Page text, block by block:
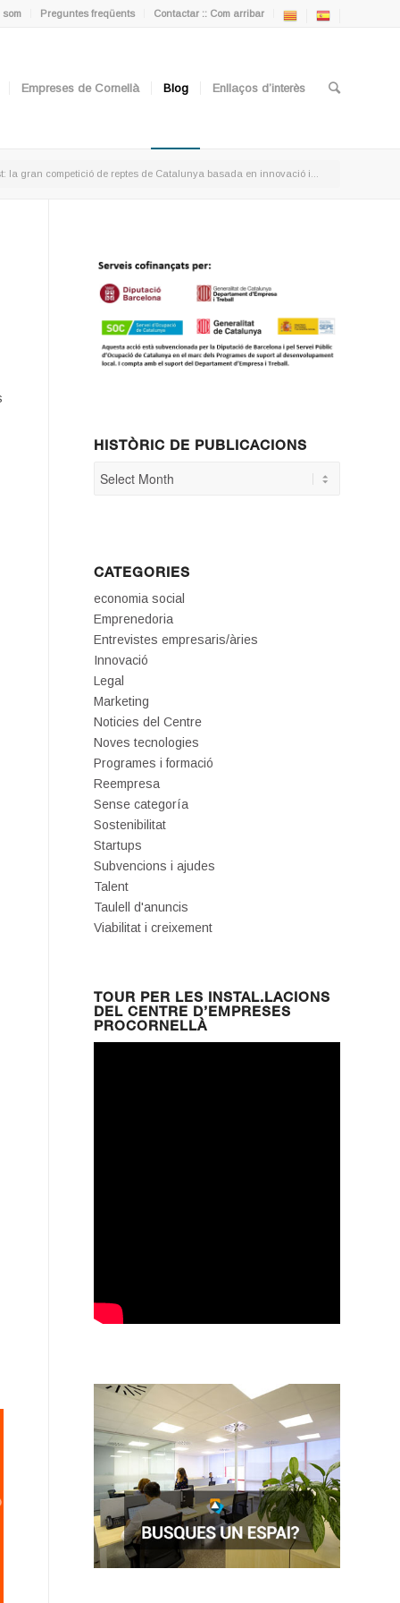
som Preguntes freqüents Contactar :: Com arribar
Empreses de Cornellà Blog Enllaços d’interès
la gran competició de reptes de Catalunya basada en innovació i...
HISTÒRIC DE PUBLICACIONS
CATEGORIES
economia social
Emprenedoria
Entrevistes empresaris/àries
Innovació
Legal
Marketing
Noticies del Centre
Noves tecnologies
Programes i formació
Reempresa
Sense categoría
Sostenibilitat
Startups
Subvencions i ajudes
Talent
Taulell d'anuncis
Viabilitat i creixement
TOUR PER LES INSTAL.LACIONS
DEL CENTRE D’EMPRESES
PROCORNELLÀ